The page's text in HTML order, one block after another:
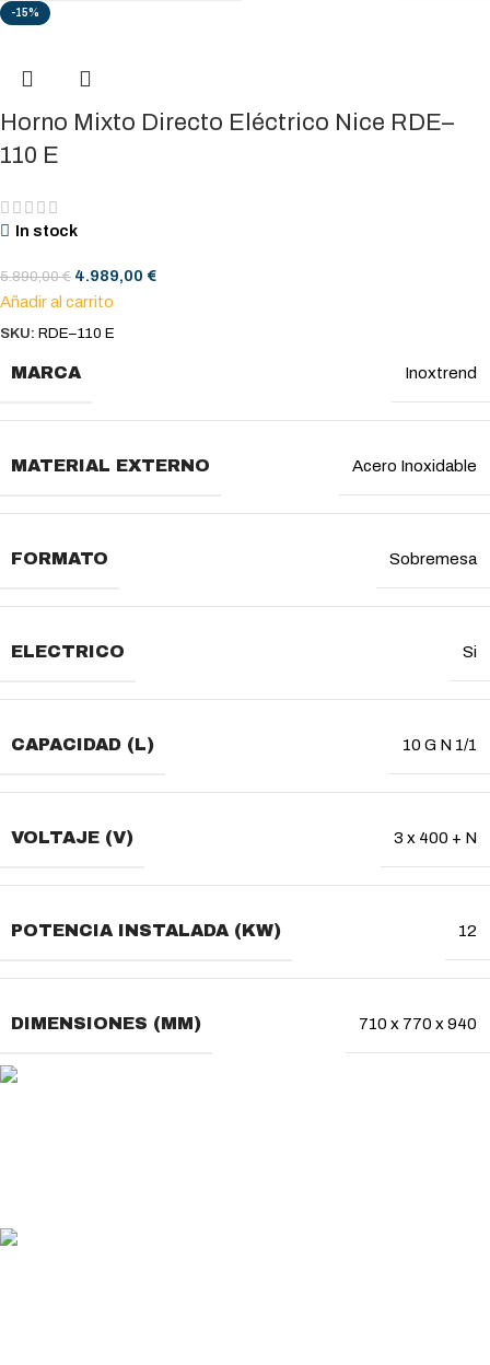
-15%
Horno Mixto Directo Eléctrico Nice RDE–
110 E
In stock
5.890,00€ 4.989,00 €
Añadir al carrito
SKU: RDE–110 E
MARCA Inoxtrend
MATERIAL EXTERNO Acero Inoxidable
FORMATO Sobremesa
ELECTRICO Si
CAPACIDAD (L) 10 G N 1/1
VOLTAJE (V) 3 x 400 + N
POTENCIA INSTALADA (KW) 12
DIMENSIONES (MM) 710 x 770 x 940